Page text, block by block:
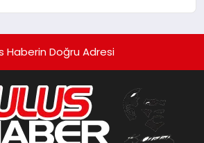
Haberin Doğru Adresi